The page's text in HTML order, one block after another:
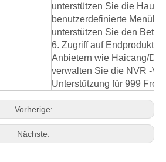
unterstützen Sie die Haut,
benutzerdefinierte
unterstützen Sie den
6. Zugriff auf Endprodukte
Anbietern wie Haicang/
verwalten Sie die NVR -
Unterstützung für 999
Vorherige:
Nächste: